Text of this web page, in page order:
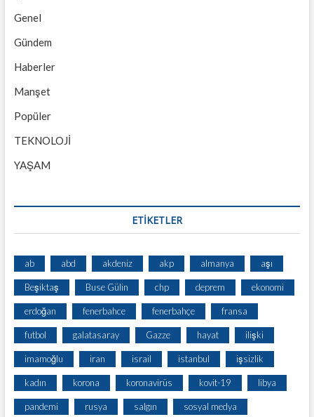
Genel
Gündem
Haberler
Manşet
Popüler
TEKNOLOJİ
YAŞAM
ETİKETLER
ab abd akdeniz akp almanya aşı
Beşiktaş Buse Gülin chp deprem ekonomi
erdoğan fenerbahce fenerbahçe fransa
futbol galatasaray Gazze hayat ilişki
imamoğlu iran israil istanbul işsizlik
kadın korona koronavirüs kovit-19 libya
pandemi rusya salgın sosyal medya